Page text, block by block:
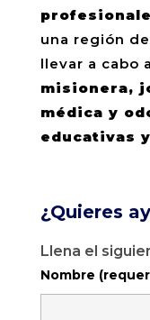
una región
llevar a cabo
misionera,
médica y
educativas
¿Quieres
Llena el
Nombre